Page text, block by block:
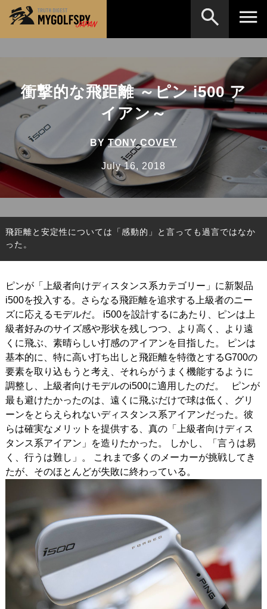
衝撃的な飛距離 ～ピン i500 ア
イアン～
BYTONY COVEY
July 16, 2018
飛距離と安定性については「感動的」と言っても過言ではなか
った。
ピンが「上級者向けディスタンス系カテゴリー」に新製品
i500を投入する。さらなる飛距離を追求する上級者のニー
ズに応えるモデルだ。
i500を設計するにあたり、ピンは上
級者好みのサイズ感や形状を残しつつ、より高く、
より遠
くに飛ぶ、素晴らしい打感のアイアンを目指した。
ピンは
基本的に、特に高い打ち出しと飛距離を特徴とするG700の
要素を取り込もうと考え、それらがうまく機能するように
調整し、上級者向けモデルのi500に適用したのだ。
ピンが
最も避けたかったのは、遠くに飛ぶだけで球は低く、グリ
ーンをとらえられないディスタンス系アイアンだった。彼
らは確実なメリットを提供する、真の「上級者向けディス
タンス系アイアン」を造りたかった。
しかし、「言うは易
く、行うは難し」。
これまで多くのメーカーが挑戦してき
たが、そのほとんどが失敗に終わっている。
NEW RELEASES 新製品情報
HOW TO ゴルフ上達・実践テクニック
LAB テスト・データ検証
Golf News ゴルフニュース
REVIEWS 製品レビュー
FAIRWAY WOODS フェアウェイウッド
HYBRIDS ハイブリッド
IRONS アイアン
WEDGES ウェッジ
PUTTERS パター
OTHER その他
Editor’s Picks 編集部のおすすめ
Our Team 私たちのチーム
Our Mission 私たちの使命
ABOUT US MyGolfSpyJapanとは？
※メーカー名やクラブ名など、検索したい事柄を入
力してください。
検索